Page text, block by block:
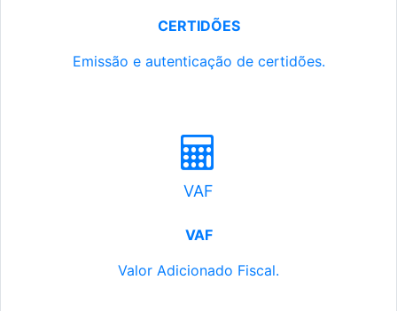
CERTIDÕES
Emissão e autenticação de certidões.
VAF
VAF
Valor Adicionado Fiscal.